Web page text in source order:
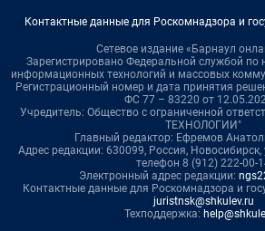
Контактные данные для Роскомнадзора и
Сетевое издание «Барнаул
Зарегистрировано Федеральной службой по
информационных технологий и массовых
Регистрационный номер и дата принятия
ФС 77 – 83220 от
Учредитель: Общество с ограниченной
ТЕХНОЛОГИИ"
Главный редактор: Ефремов
Адрес редакции: 630099, Россия, Новосибирск,
телефон 8 (912) 222-00-
Электронный адрес редакции:
Контактные данные для Роскомнадзора и
juristnsk@shkulev.ru
Техподдержка: